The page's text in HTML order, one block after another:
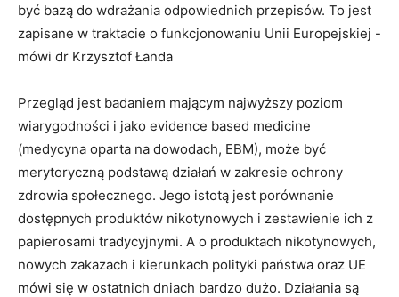
być bazą do wdrażania odpowiednich przepisów. To jest
zapisane w traktacie o funkcjonowaniu Unii Europejskiej -
mówi dr Krzysztof Łanda
Przegląd jest badaniem mającym najwyższy poziom
wiarygodności i jako evidence based medicine
(medycyna oparta na dowodach, EBM), może być
merytoryczną podstawą działań w zakresie ochrony
zdrowia społecznego. Jego istotą jest porównanie
dostępnych produktów nikotynowych i zestawienie ich z
papierosami tradycyjnymi. A o produktach nikotynowych,
nowych zakazach i kierunkach polityki państwa oraz UE
mówi się w ostatnich dniach bardzo dużo. Działania są